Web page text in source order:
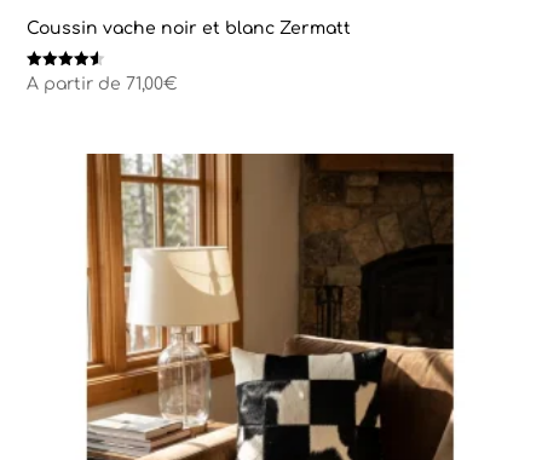
Coussin vache noir et blanc Zermatt
Note
4.50
A partir de 71,00€